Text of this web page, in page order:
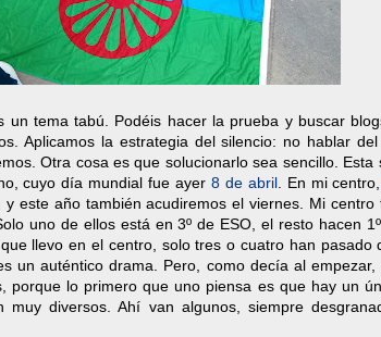
un tema tabú. Podéis hacer la prueba y buscar
Aplicamos la estrategia del silencio: no hablar
Otra cosa es que solucionarlo sea sencillo.
cuyo día mundial fue ayer 8 de abril. En mi
este año también acudiremos el viernes. Mi
uno de ellos está en 3º de ESO, el resto hacen
llevo en el centro, solo tres o cuatro han pasado
un auténtico drama. Pero, como decía al
porque lo primero que uno piensa es que hay un
diversos. Ahí van algunos, siempre